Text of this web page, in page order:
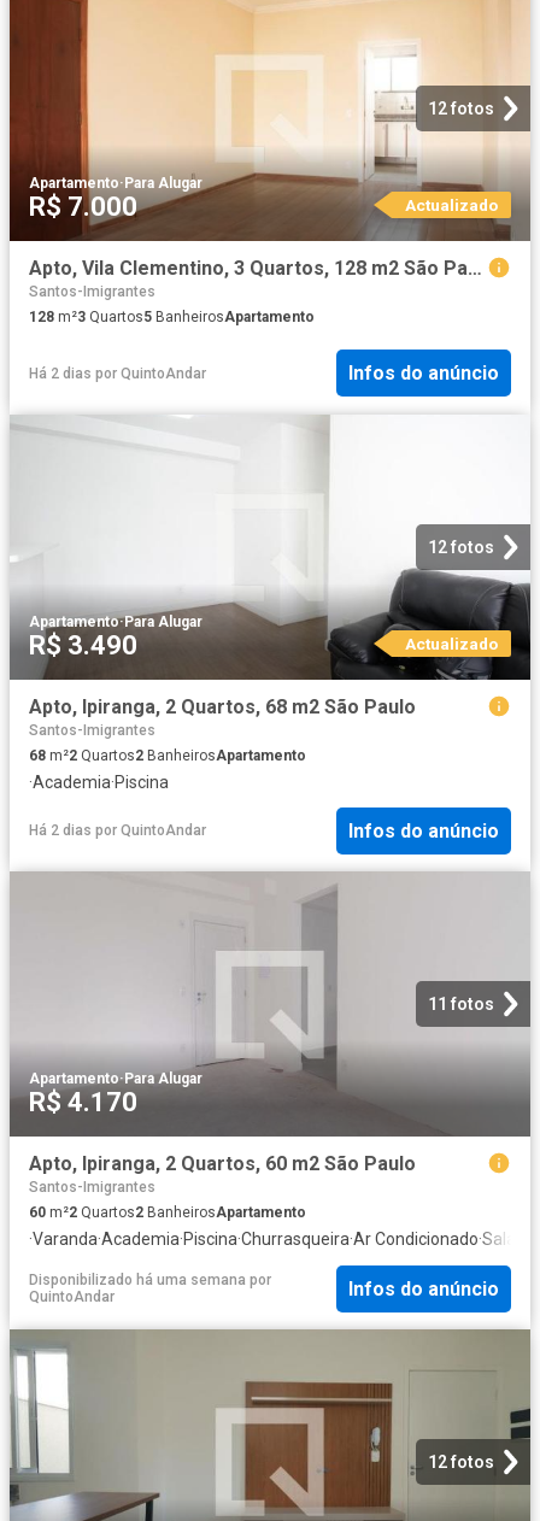
12 fotos
Apartamento· Para Alugar
R$ 7.000 Actualizado
Apto, Vila Clementino, 3 Quartos, 128 m2 São Paulo
Santos-Imigrantes
128 m²3 Quartos5 BanheirosApartamento
Há 2 dias por QuintoAndar Infos do anúncio
12 fotos
Apartamento·Para Alugar
R$ 3.490 Actualizado
Apto, Ipiranga, 2 Quartos, 68 m2 São Paulo
Santos-Imigrantes
68 m²2 Quartos2 BanheirosApartamento
·Academia·Piscina
Há 2 dias por QuintoAndar Infos do anúncio
11 fotos
Apartamento·Para Alugar
R$ 4.170
Apto, Ipiranga, 2 Quartos, 60 m2 São Paulo
Santos-Imigrantes
60 m²2 Quartos2 BanheirosApartamento
·Varanda·Academia·Piscina·Churrasqueira·Ar Condicionado·Sala
Disponibilizado há uma semana por
QuintoAndar
Infos do anúncio
12 fotos